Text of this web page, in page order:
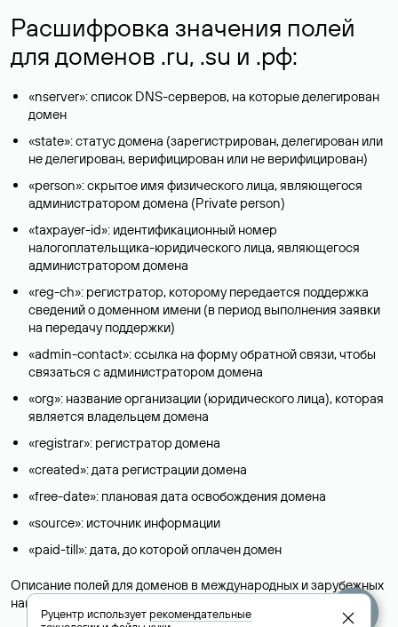
Расшифровка значения полей
для доменов .ru, .su и .рф:
«nserver»: список DNS-серверов, на которые делегирован
домен
«state»: статус домена (зарегистрирован, делегирован или
не делегирован, верифицирован или не верифицирован)
«person»: скрытое имя физического лица, являющегося
администратором домена (Privatе person)
«taxpayer-id»: идентификационный номер
налогоплательщика-юридического лица, являющегося
администратором домена
«reg-ch»: регистратор, которому передается поддержка
сведений о доменном имени (в период выполнения заявки
на передачу поддержки)
«admin-contact»: ссылка на форму обратной связи, чтобы
связаться с администратором домена
«org»: название организации (юридического лица), которая
является владельцем домена
«registrar»: регистратор домена
«created»: дата регистрации домена
«free-date»: плановая дата освобождения домена
«source»: источник информации
«paid-till»: дата, до которой оплачен домен
Описание полей для доменов в международных и зарубежных
национальных доменах представлены в разделе «
».
Руцентр используетрекомендательные